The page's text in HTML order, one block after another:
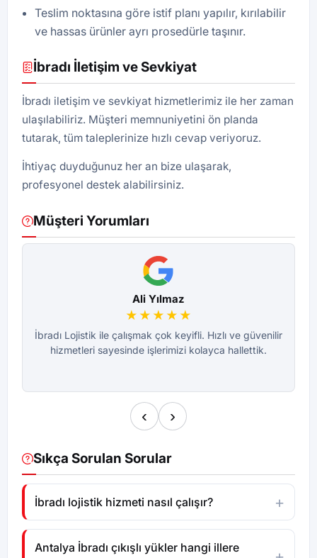
Teslim noktasına göre istif planı yapılır, kırılabilir
ve hassas ürünler ayrı prosedürle taşınır.
İbradı İletişim ve Sevkiyat
İbradı iletişim ve sevkiyat hizmetlerimiz ile her zaman
ulaşılabiliriz. Müşteri memnuniyetini ön planda
tutarak, tüm taleplerinize hızlı cevap veriyoruz.
İhtiyaç duyduğunuz her an bize ulaşarak,
profesyonel destek alabilirsiniz.
Müşteri Yorumları
Ali Yılmaz
★★★★★
İbradı Lojistik ile çalışmak çok keyifli. Hızlı ve güvenilir
hizmetleri sayesinde işlerimizi kolayca hallettik.
‹ ›
Sıkça Sorulan Sorular
İbradı lojistik hizmeti nasıl çalışır?
Antalya İbradı çıkışlı yükler hangi illere